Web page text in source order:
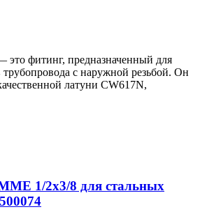
фитинг, предназначенный для
трубопровода с наружной резьбой. Он
латуни CW617N,
1/2х3/8 для стальных